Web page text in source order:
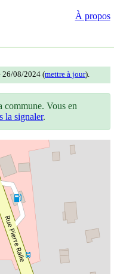
À propos
26/08/2024 (mettre à jour).
commune. Vous en
la signaler.